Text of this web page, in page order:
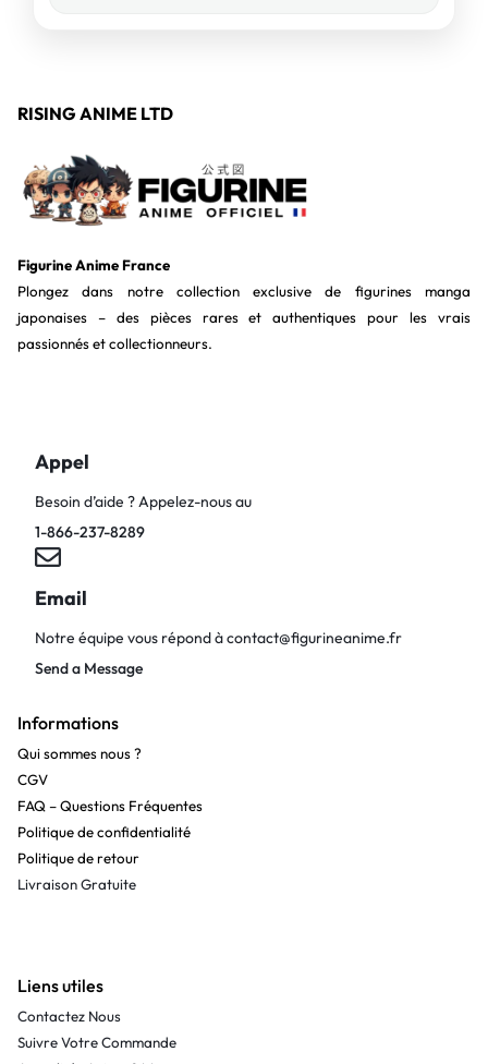
RISING ANIME LTD
Figurine Anime France
Plongez dans notre collection exclusive de figurines manga
japonaises – des pièces rares et authentiques pour les vrais
passionnés et collectionneurs.
Appel
Besoin d’aide ? Appelez-nous au
1-866-237-8289
Email
Notre équipe vous répond àcontact@figurineanime.fr
Send a Message
Informations
Qui sommes nous ?
CGV
FAQ – Questions Fréquentes
Politique de confidentialité
Politique de retour
Livraison Gratuite
Liens utiles
Contactez Nous
Suivre Votre Commande